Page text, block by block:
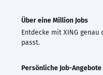
Über eine Million Jobs
Entdecke mit XING genau
passt.
Persönliche Job-Angebote